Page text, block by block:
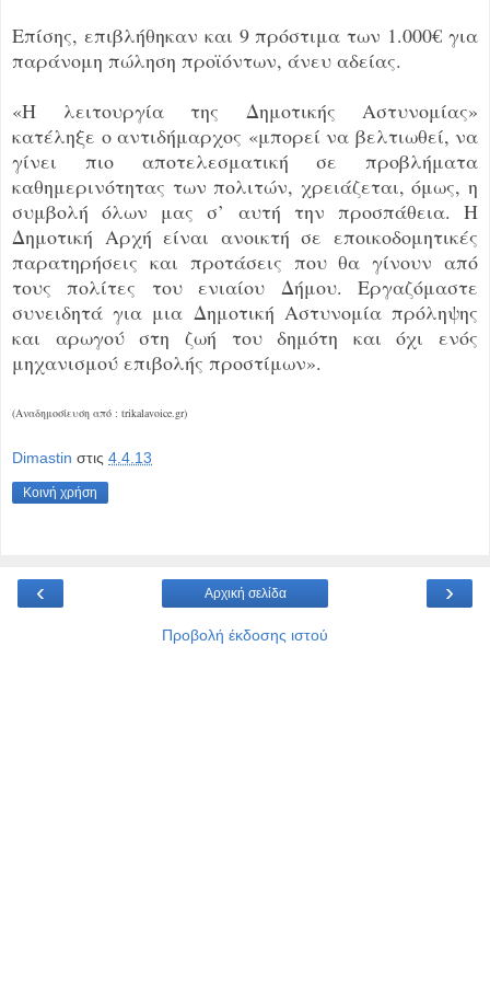
Επίσης, επιβλήθηκαν και 9 πρόστιμα των 1.000€ για
παράνομη πώληση προϊόντων, άνευ αδείας.
«Η λειτουργία της Δημοτικής Αστυνομίας»
κατέληξε ο αντιδήμαρχος «μπορεί να βελτιωθεί, να
γίνει πιο αποτελεσματική σε προβλήματα
καθημερινότητας των πολιτών, χρειάζεται, όμως, η
συμβολή όλων μας σ’ αυτή την προσπάθεια. Η
Δημοτική Αρχή είναι ανοικτή σε εποικοδομητικές
παρατηρήσεις και προτάσεις που θα γίνουν από
τους πολίτες του ενιαίου Δήμου. Εργαζόμαστε
συνειδητά για μια Δημοτική Αστυνομία πρόληψης
και αρωγού στη ζωή του δημότη και όχι ενός
μηχανισμού επιβολής προστίμων».
(Αναδημοσίευση από : trikalavoice.gr)
Dimastin στις 4.4.13
Κοινή χρήση
‹ ›
Αρχική σελίδα
Προβολή έκδοσης ιστού